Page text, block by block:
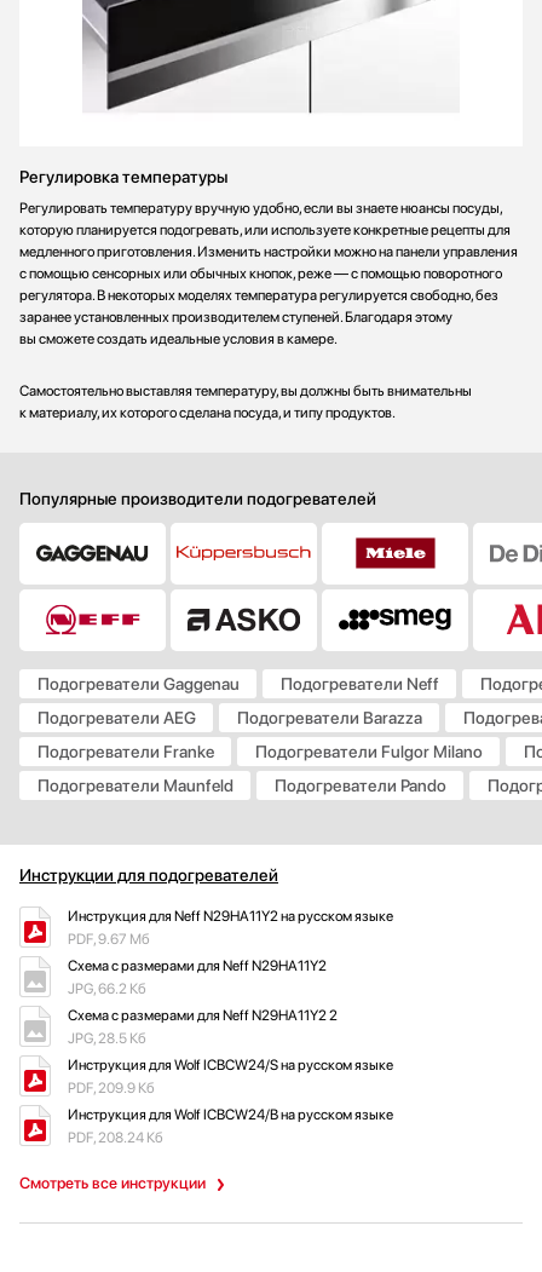
Регулировка температуры
Регулировать температуру вручную удобно, если вы знаете нюансы посуды,
которую планируется подогревать, или используете конкретные рецепты для
медленного приготовления. Изменить настройки можно на панели управления
с помощью сенсорных или обычных кнопок, реже — с помощью поворотного
регулятора. В некоторых моделях температура регулируется свободно, без
заранее установленных производителем ступеней. Благодаря этому
вы сможете создать идеальные условия в камере.
Самостоятельно выставляя температуру, вы должны быть внимательны
к материалу, их которого сделана посуда, и типу продуктов.
Популярные производители подогревателей
Подогреватели Gaggenau Подогреватели Neff
Подогреватели AEG
Подогреватели Barazza
Подогреватели Franke
Подогреватели Fulgor Milano
Подогреватели Maunfeld
Подогреватели Pando
Инструкции для подогревателей
Смотреть все инструкции
Инструкция для Neff N29HA11Y2 на русском языке
PDF, 9.67 Мб
Схема с размерами для Neff N29HA11Y2
JPG, 66.2 Кб
Схема с размерами для Neff N29HA11Y2 2
JPG, 28.5 Кб
Инструкция для Wolf ICBCW24/S на русском языке
PDF, 209.9 Кб
Инструкция для Wolf ICBCW24/B на русском языке
PDF, 208.24 Кб